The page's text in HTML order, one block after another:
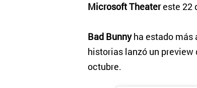
Microsoft Theatereste 22
Bad Bunnyha estado más
historias lanzó un preview
octubre.